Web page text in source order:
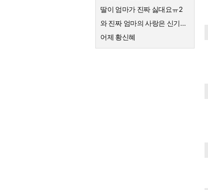
딸이 엄마가 진짜 싫대요ㅠ2
와 진짜 엄마의 사랑은 신기하네요
어제 황신혜